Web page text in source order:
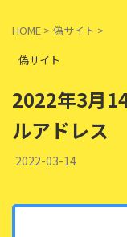
HOME > 偽サイト >
偽サイト
2022年3月
ルアドレス
2022-03-14